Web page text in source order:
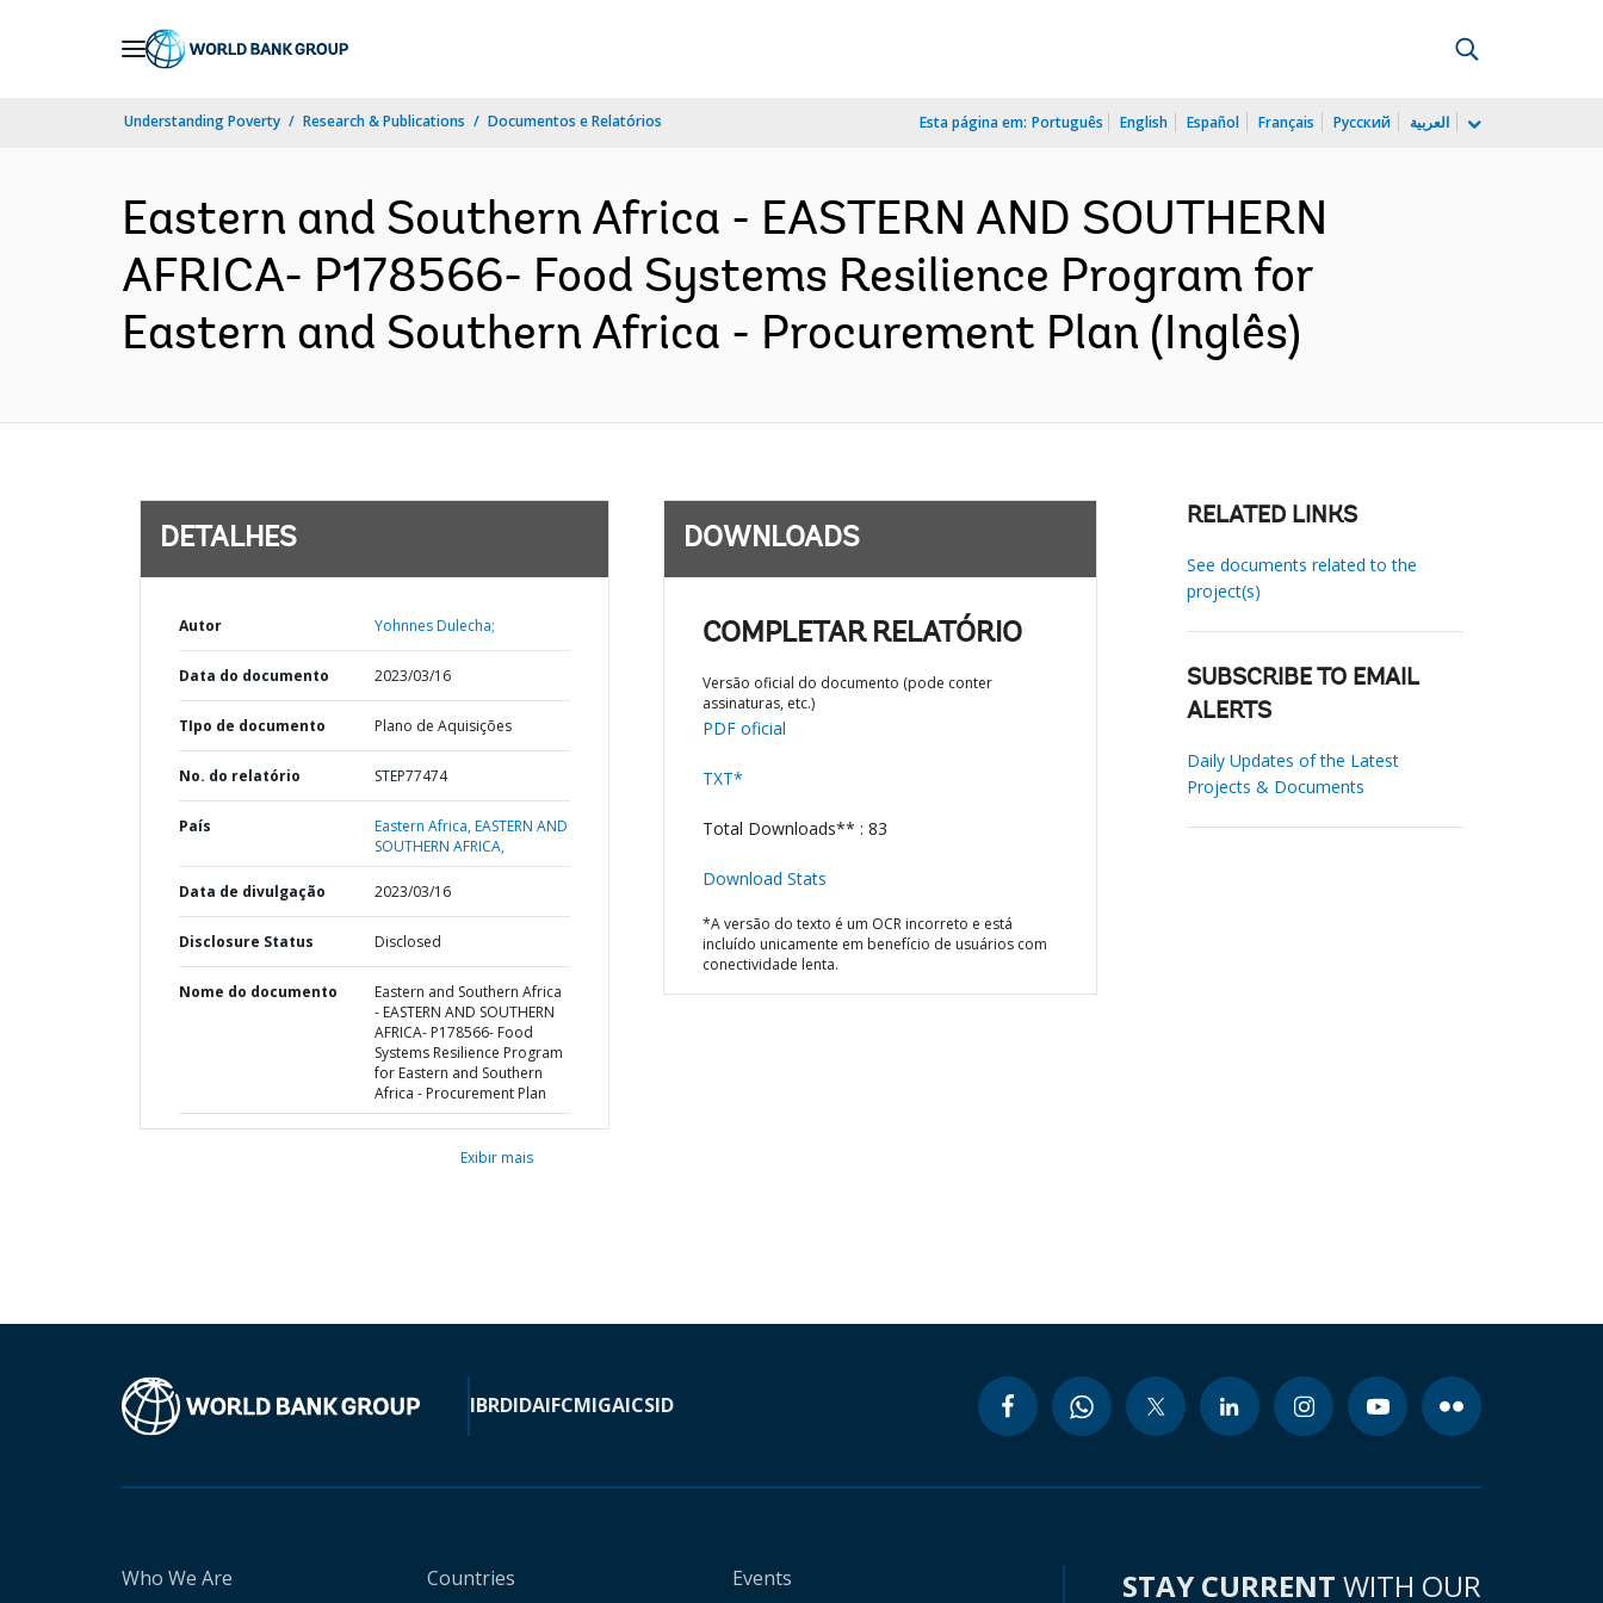
Understanding Poverty Research & Publications Documentos e Relatórios Esta página em: Português English Español Français Русский العربية
Eastern and Southern Africa - EASTERN AND SOUTHERN
AFRICA- P178566- Food Systems Resilience Program for
Eastern and Southern Africa - Procurement Plan (Inglês)
DETALHES
Autor Yohnnes Dulecha;
Data do documento 2023/03/16
TIpo de documento Plano de Aquisições
No. do relatório STEP77474
País Eastern Africa,EASTERN AND
SOUTHERN AFRICA,
Data de divulgação 2023/03/16
Disclosure Status Disclosed
Nome do documento
Eastern and Southern Africa
- EASTERN AND SOUTHERN
AFRICA- P178566- Food
Systems Resilience Program
for Eastern and Southern
Africa - Procurement Plan
Exibir mais
DOWNLOADS
COMPLETAR RELATÓRIO
Versão oficial do documento (pode conter
assinaturas, etc.)
PDF oficial
TXT*
Total Downloads** : 83
Download Stats
*A versão do texto é um OCR incorreto e está
incluído unicamente em benefício de usuários com
conectividade lenta.
RELATED LINKS
See documents related to the
project(s)
SUBSCRIBE TO EMAIL
ALERTS
Daily Updates of the Latest
Projects & Documents
IBRDIDAIFCMIGAICSID
Who We Are Countries Events STAY CURRENT WITH OUR